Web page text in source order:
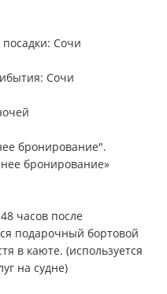
Сочи
Сочи
бронирование".
бронирование»
часов после
подарочный бортовой
в каюте. (используется
на судне)